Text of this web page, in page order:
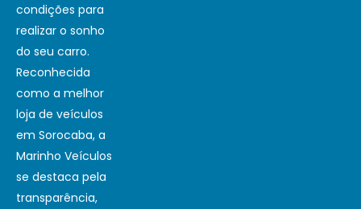
condições para
realizar o sonho
do seu carro.
Reconhecida
como a melhor
loja de veículos
em Sorocaba, a
Marinho Veículos
se destaca pela
transparência,